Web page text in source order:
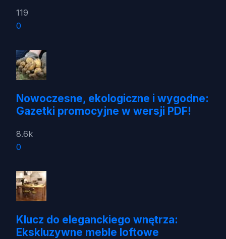
119
0
Nowoczesne, ekologiczne i wygodne:
Gazetki promocyjne w wersji PDF!
8.6k
0
Klucz do eleganckiego wnętrza:
Ekskluzywne meble loftowe